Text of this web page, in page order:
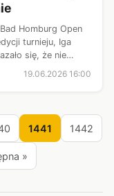
Homburg Open
turnieju, Iga
się, że nie
o dopisanie do
19.06.2026 16:00
1441 1442
»